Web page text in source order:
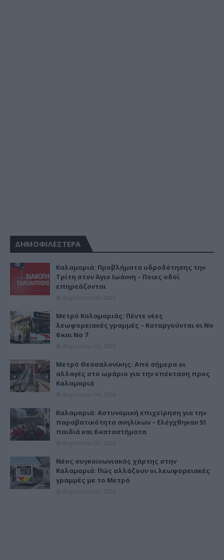
ΔΗΜΟΦΙΛΕΣΤΕΡΑ
Καλαμαριά: Προβλήματα υδροδότησης την
Τρίτη στον Άγιο Ιωάννη – Ποιες οδοί
επηρεάζονται
Αυγούστου 03, 2026
Μετρό Καλαμαριάς: Πέντε νέες
λεωφορειακές γραμμές – Καταργούνται οι Νο
6 και Νο 7
Αυγούστου 05, 2026
Μετρό Θεσσαλονίκης: Από σήμερα οι
αλλαγές στο ωράριο για την επέκταση προς
Καλαμαριά
Αυγούστου 06, 2026
Καλαμαριά: Αστυνομική επιχείρηση για την
παραβατικότητα ανηλίκων – Ελέγχθηκαν 51
παιδιά και 6 καταστήματα
Αυγούστου 03, 2026
Νέος συγκοινωνιακός χάρτης στην
Καλαμαριά: Πώς αλλάζουν οι λεωφορειακές
γραμμές με το Μετρό
Αυγούστου 07, 2026